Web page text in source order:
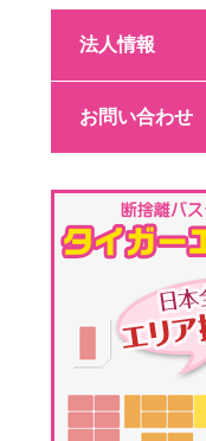
法人情報
お問い合わせ